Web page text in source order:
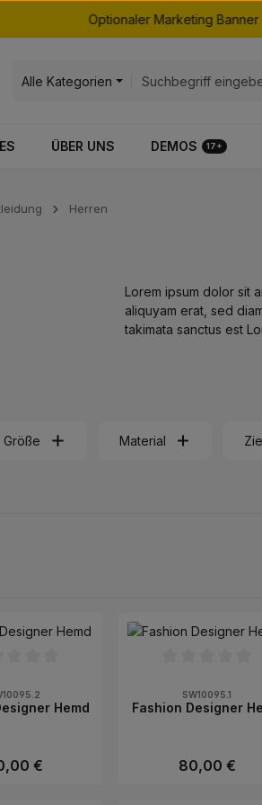
Optionaler Marketing Banner
Alle Kategorien
ÜBER UNS DEMOS 17+
Herren
Lorem ipsum dolor sit
aliquyam erat, sed
takimata sanctus est
Größe Material
Hemd
Preis:
€
SW10095.1
Fashion Designer
Regulärer Preis:
80,00 €